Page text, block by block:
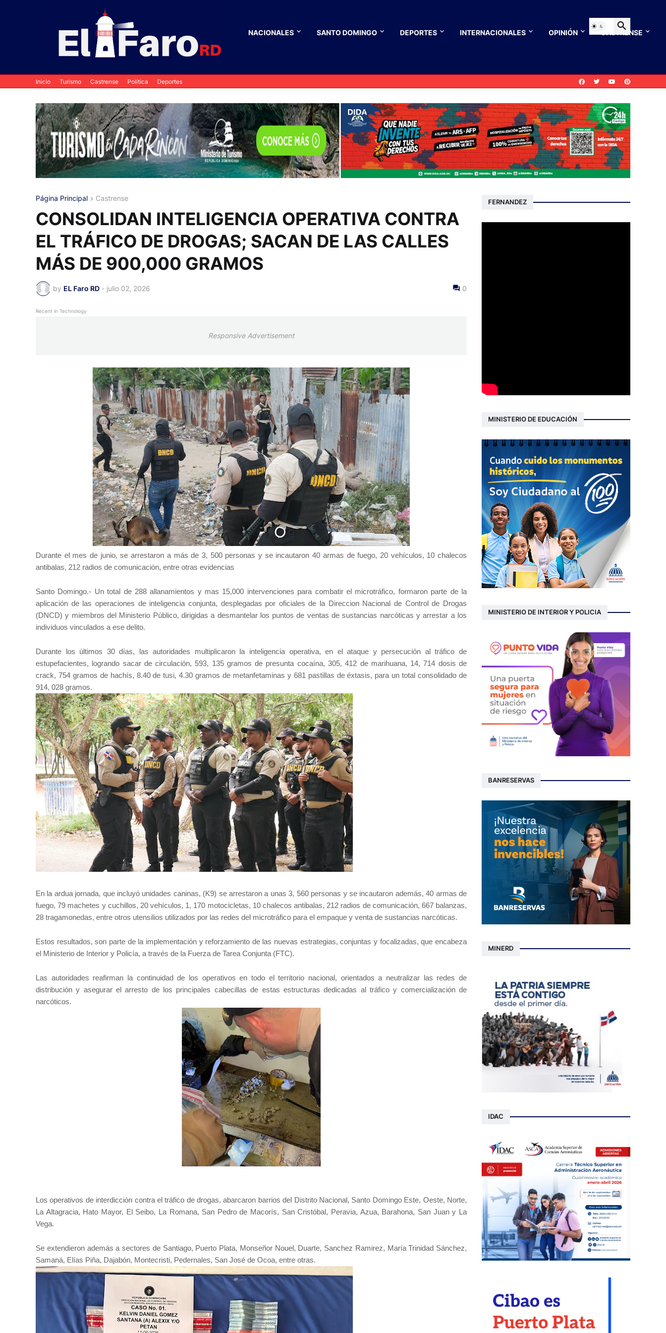
NACIONALES SANTO DOMINGO DEPORTES INTERNACIONALES OPINIÓN CASTRENSE
Inicio Turismo Castrense Política Deportes
Página Principal Castrense
CONSOLIDAN INTELIGENCIA OPERATIVA CONTRA
EL TRÁFICO DE DROGAS; SACAN DE LAS CALLES
MÁS DE 900,000 GRAMOS
by EL Faro RD - julio 02, 2026 0
Recent in Technology
Responsive Advertisement
Durante el mes de junio, se arrestaron a más de 3, 500 personas y se incautaron 40 armas de fuego, 20 vehículos, 10 chalecos
antibalas, 212 radios de comunicación, entre otras evidencias
Santo Domingo.- Un total de 288 allanamientos y mas 15,000 intervenciones para combatir el microtráfico, formaron parte de la
aplicación de las operaciones de inteligencia conjunta, desplegadas por oficiales de la Direccion Nacional de Control de Drogas
(DNCD) y miembros del Ministerio Público, dirigidas a desmantelar los puntos de ventas de sustancias narcóticas y arrestar a los
individuos vinculados a ese delito.
Durante los últimos 30 días, las autoridades multiplicaron la inteligencia operativa, en el ataque y persecución al tráfico de
estupefacientes, logrando sacar de circulación, 593, 135 gramos de presunta cocaína, 305, 412 de marihuana, 14, 714 dosis de
crack, 754 gramos de hachís, 8.40 de tusi, 4.30 gramos de metanfetaminas y 681 pastillas de éxtasis, para un total consolidado de
914, 028 gramos.
En la ardua jornada, que incluyó unidades caninas, (K9) se arrestaron a unas 3, 560 personas y se incautaron además, 40 armas de
fuego, 79 machetes y cuchillos, 20 vehículos, 1, 170 motocicletas, 10 chalecos antibalas, 212 radios de comunicación, 667 balanzas,
28 tragamonedas, entre otros utensilios utilizados por las redes del microtráfico para el empaque y venta de sustancias narcóticas.
Estos resultados, son parte de la implementación y reforzamiento de las nuevas estrategias, conjuntas y focalizadas, que encabeza
el Ministerio de Interior y Policía, a través de la Fuerza de Tarea Conjunta (FTC).
Las autoridades reafirman la continuidad de los operativos en todo el territorio nacional, orientados a neutralizar las redes de
distribución y asegurar el arresto de los principales cabecillas de estas estructuras dedicadas al tráfico y comercialización de
narcóticos.
Los operativos de interdicción contra el tráfico de drogas, abarcaron barrios del Distrito Nacional, Santo Domingo Este, Oeste, Norte,
La Altagracia, Hato Mayor, El Seibo, La Romana, San Pedro de Macorís, San Cristóbal, Peravia, Azua, Barahona, San Juan y La
Vega.
Se extendieron además a sectores de Santiago, Puerto Plata, Monseñor Nouel, Duarte, Sanchez Ramirez, María Trinidad Sánchez,
Samaná, Elías Piña, Dajabón, Montecristi, Pedernales, San José de Ocoa, entre otras.
FERNANDEZ
MINISTERIO DE EDUCACIÓN
MINISTERIO DE INTERIOR Y POLICIA
BANRESERVAS
MINERD
IDAC